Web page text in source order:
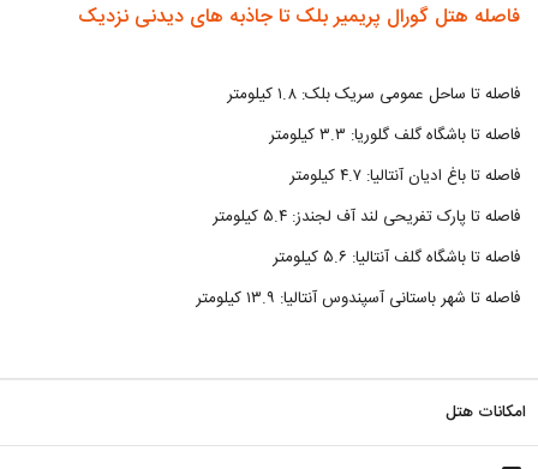
فاصله هتل گورال پریمیر بلک تا جاذبه های دیدنی نزدیک
فاصله تا ساحل عمومی سریک بلک: ۱.۸ کیلومتر
فاصله تا باشگاه گلف گلوریا: ۳.۳ کیلومتر
فاصله تا باغ ادیان آنتالیا: ۴.۷ کیلومتر
فاصله تا پارک تفریحی لند آف لجندز: ۵.۴ کیلومتر
فاصله تا باشگاه گلف آنتالیا: ۵.۶ کیلومتر
فاصله تا شهر باستانی آسپندوس آنتالیا: ۱۳.۹ کیلومتر
امکانات هتل